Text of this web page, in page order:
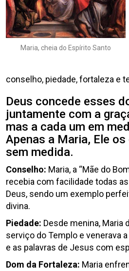
Maria, cheia do Espírito Santo
conselho, piedade, fortaleza e
Deus concede esses
juntamente com a
mas a cada um em
Apenas a Maria, Ele
sem medida.
Conselho: Maria, a “Mãe do
recebia com facilidade todas
Deus, sendo um exemplo
divina.
Piedade: Desde menina, Maria
serviço do Templo e venerava
e as palavras de Jesus com
Dom da Fortaleza: Maria